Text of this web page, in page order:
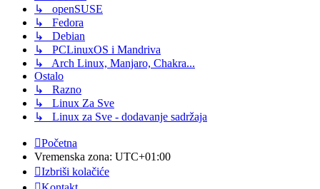
↳ openSUSE
↳ Fedora
↳ Debian
↳ PCLinuxOS i Mandriva
↳ Arch Linux, Manjaro, Chakra...
Ostalo
↳ Razno
↳ Linux Za Sve
↳ Linux za Sve - dodavanje sadržaja
Početna
Vremenska zona: UTC+01:00
Izbriši kolačiće